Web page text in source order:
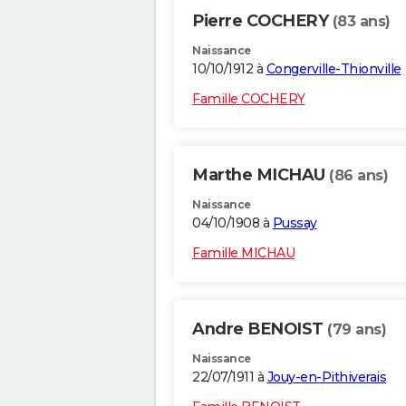
Pierre COCHERY (83 ans)
Naissance
10/10/1912 à Congerville-Thionville
Famille COCHERY
Marthe MICHAU (86 ans)
Naissance
04/10/1908 à Pussay
Famille MICHAU
Andre BENOIST (79 ans)
Naissance
22/07/1911 à Jouy-en-Pithiverais